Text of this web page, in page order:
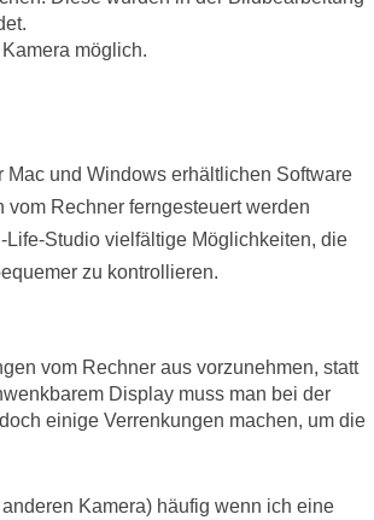
möglich.
und Windows erhältlichen Software
vom Rechner ferngesteuert werden
Life-Studio vielfältige Möglichkeiten, die
zu kontrollieren.
vom Rechner aus vorzunehmen, statt
Display muss man bei der
einige Verrenkungen machen, um die
Kamera) häufig wenn ich eine